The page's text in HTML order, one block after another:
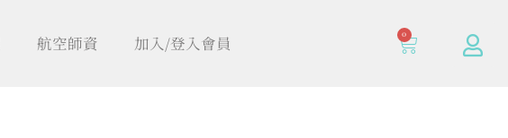
航空師資 加入/登入會員 0